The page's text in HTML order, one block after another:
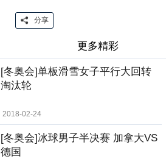
分享
更多精彩
[冬奥会]单板滑雪女子平行大回转
淘汰轮
2018-02-24
[冬奥会]冰球男子半决赛 加拿大VS
德国